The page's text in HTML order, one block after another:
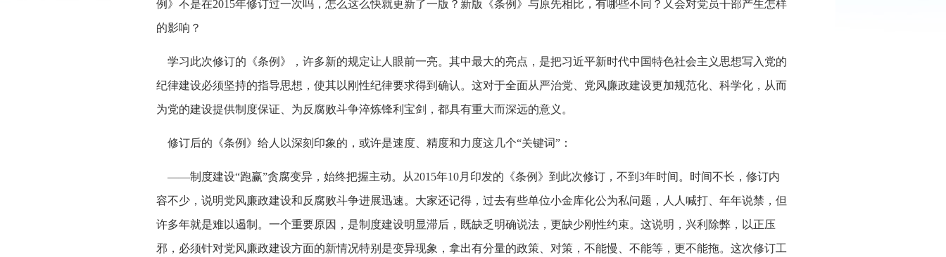
例》不是在2015年修订过一次吗，怎么这么快就更新了一版？新版《条例》与原先相比，有哪些不同？又会对党员干部产生怎样
的影响？
学习此次修订的《条例》，许多新的规定让人眼前一亮。其中最大的亮点，是把习近平新时代中国特色社会主义思想写入党的
纪律建设必须坚持的指导思想，使其以刚性纪律要求得到确认。这对于全面从严治党、党风廉政建设更加规范化、科学化，从而
为党的建设提供制度保证、为反腐败斗争淬炼锋利宝剑，都具有重大而深远的意义。
修订后的《条例》给人以深刻印象的，或许是速度、精度和力度这几个“关键词”：
——制度建设“跑赢”贪腐变异，始终把握主动。从2015年10月印发的《条例》到此次修订，不到3年时间。时间不长，修订内
容不少，说明党风廉政建设和反腐败斗争进展迅速。大家还记得，过去有些单位小金库化公为私问题，人人喊打、年年说禁，但
许多年就是难以遏制。一个重要原因，是制度建设明显滞后，既缺乏明确说法，更缺少刚性约束。这说明，兴利除弊，以正压
邪，必须针对党风廉政建设方面的新情况特别是变异现象，拿出有分量的政策、对策，不能慢、不能等，更不能拖。这次修订工